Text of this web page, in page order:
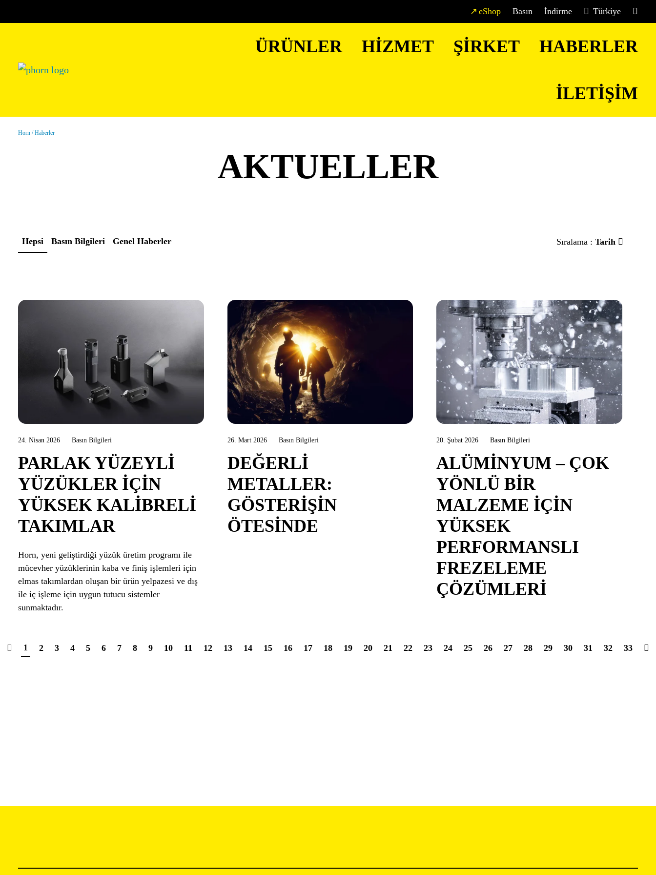
eShop Basın İndirme Türkiye
ÜRÜNLER HIZMET ŞIRKET HABERLER
İLETIŞIM
Horn Haberler
AKTUELLER
Hepsi Basın Bilgileri Genel Haberler Sıralama : Tarih
24. Nisan 2026 Basın Bilgileri
PARLAK YÜZEYLI
YÜZÜKLER IÇIN
YÜKSEK KALIBRELI
TAKIMLAR
Horn, yeni geliştirdiği yüzük üretim programı ile
mücevher yüzüklerinin kaba ve finiş işlemleri için
elmas takımlardan oluşan bir ürün yelpazesi ve dış
ile iç işleme için uygun tutucu sistemler
sunmaktadır.
26. Mart 2026 Basın Bilgileri
DEĞERLI
METALLER:
GÖSTERIŞIN
ÖTESINDE
20. Şubat 2026 Basın Bilgileri
ALÜMINYUM – ÇOK
YÖNLÜ BIR
MALZEME İÇIN
YÜKSEK
PERFORMANSLI
FREZELEME
ÇÖZÜMLERI
1 2 3 4 5 6 7 8 9 10 11 12 13 14 15 16 17 18 19 20 21 22 23 24 25 26 27 28 29 30 31 32 33